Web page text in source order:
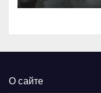
О сайте